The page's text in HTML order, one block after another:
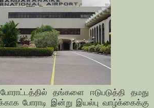
தங்களை ஈடுபடுத்தி தமது
போராடி இன்று இயல்பு வாழ்க்கைக்கு